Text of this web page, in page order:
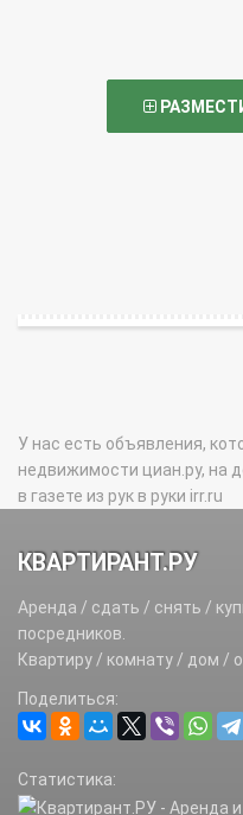
У нас есть объявления,
недвижимости циан.ру, на
в газете из рук в руки irr.ru
КВАРТИРАНТ.РУ
Аренда / сдать / снять /
посредников.
Квартиру / комнату / дом /
Поделиться:
Статистика: